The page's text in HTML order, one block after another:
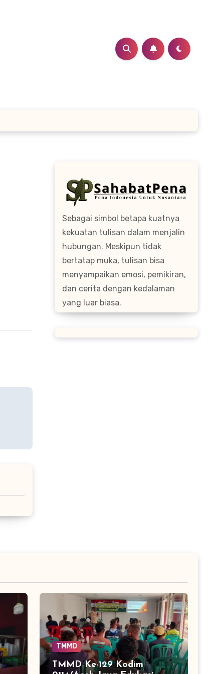
Sebagai simbol betapa kuatnya
kekuatan tulisan dalam menjalin
hubungan. Meskipun tidak
bertatap muka, tulisan bisa
menyampaikan emosi, pemikiran,
dan cerita dengan kedalaman
yang luar biasa.
TMMD
TMMD Ke-129 Kodim